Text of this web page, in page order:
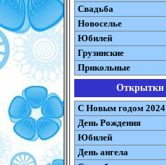
Свадьба
Новоселье
Юбилей
Грузинские
Прикольные
Открытки
С Новым годом 2024
День Рождения
Юбилей
День ангела